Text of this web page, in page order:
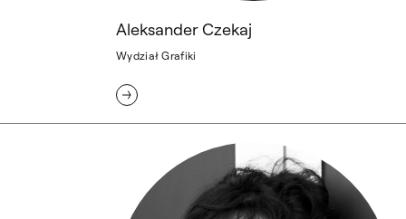
Aleksander Czekaj
Wydział Grafiki
mgr Justyna Czerniakowska